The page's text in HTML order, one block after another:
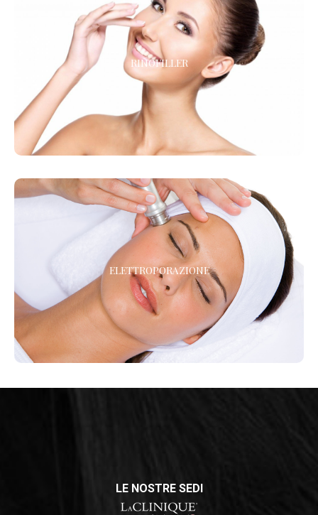
RINOFILLER
RINOFILLER
Rinofiller – correggi il naso in maniera mininvasiva !
ELETTROPORAZIONE
ELETTROPORAZIONE
La mesoterapia senza aghi !
LE NOSTRE SEDI